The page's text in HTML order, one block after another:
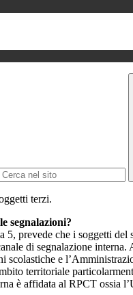
terzi.
segnalazioni?
prevede che i soggetti
di segnalazione
scolastiche e
territoriale
è affidata al RPCT ossia